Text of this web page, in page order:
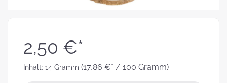
2,50 €*
Inhalt: 14 Gramm (17,86 €* / 100 Gramm)